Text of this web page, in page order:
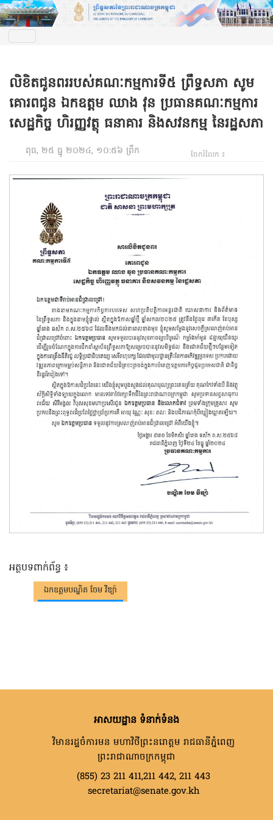
លិខិតជូនពររបស់គណៈកម្មការទី៥ ព្រឹទ្ធសភា សូម
គោរពជូន ឯកឧត្តម ឈាង វុន ប្រធានគណៈកម្មការ
សេដ្ឋកិច្ច ហិរញ្ញវត្ថុ ធនាគារ និងសវនកម្ម នៃរដ្ឋសភា
ពុធ, ២៥ ធ្នូ ២០២៤, ១០:៥៦ ព្រឹក ចែករំលែក ៖
អត្ថបទពាក់ព័ន្ធ ៖
ឯកឧត្តមបណ្ឌិត ចែម វីឌ្យ៉ា
អាសយដ្ឋាន ទំនាក់ទំនង
វិមានរដ្ឋចំការមន មហាវិថីព្រះនរោត្តម រាជធានីភ្នំពេញ
ព្រះរាជាណាចក្រកម្ពុជា
(855) 23 211 411,211 442, 211 443
secretariat@senate.gov.kh